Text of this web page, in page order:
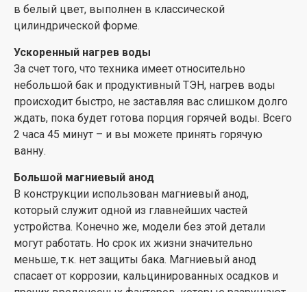
в белый цвет, выполнен в классической
цилиндрической форме.
Ускоренный нагрев воды
За счет того, что техника имеет относительно
небольшой бак и продуктивный ТЭН, нагрев воды
происходит быстро, не заставляя вас слишком долго
ждать, пока будет готова порция горячей воды. Всего
2 часа 45 минут – и вы можете принять горячую
ванну.
Большой магниевый анод
В конструкции использован магниевый анод,
который служит одной из главнейших частей
устройства. Конечно же, модели без этой детали
могут работать. Но срок их жизни значительно
меньше, т.к. нет защиты бака. Магниевый анод
спасает от коррозии, кальцинированных осадков и